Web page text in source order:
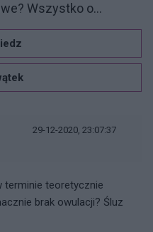
Wszystko o...
29-12-2020, 23:07:37
terminie teoretycznie
brak owulacji? Śluz